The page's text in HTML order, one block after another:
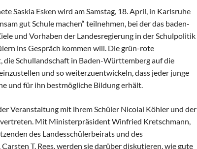
Saskia Esken wird am Samstag, 18. April, in Karlsruhe
gut Schule machen“ teilnehmen, bei der das baden-
und Vorhaben der Landesregierung in der Schulpolitik
ins Gespräch kommen will. Die grün-rote
die Schullandschaft in Baden-Württemberg auf die
und so weiterzuentwickeln, dass jeder junge
und für ihn bestmögliche Bildung erhält.
Veranstaltung mit ihrem Schüler Nicolai Köhler und der
Mit Ministerpräsident Winfried Kretschmann,
des Landesschülerbeirats und des
T. Rees, werden sie darüber diskutieren, wie gute